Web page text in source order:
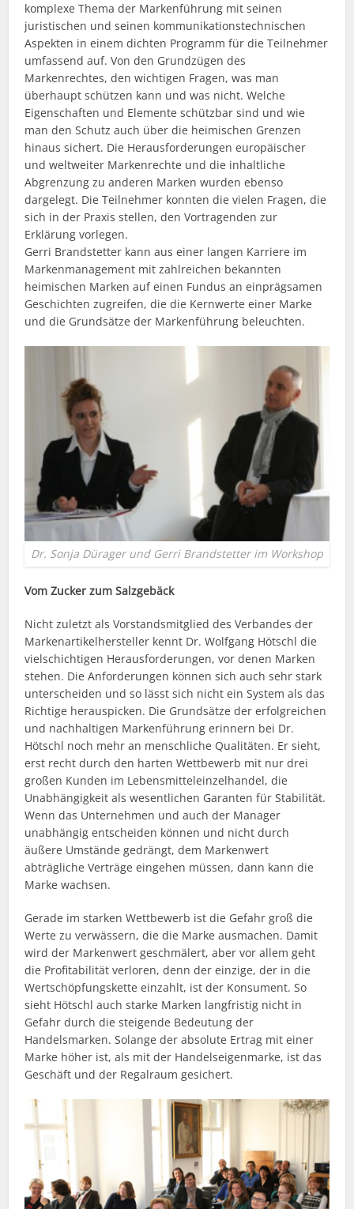
komplexe Thema der Markenführung mit seinen
juristischen und seinen kommunikationstechnischen
Aspekten in einem dichten Programm für die Teilnehmer
umfassend auf. Von den Grundzügen des
Markenrechtes, den wichtigen Fragen, was man
überhaupt schützen kann und was nicht. Welche
Eigenschaften und Elemente schützbar sind und wie
man den Schutz auch über die heimischen Grenzen
hinaus sichert. Die Herausforderungen europäischer
und weltweiter Markenrechte und die inhaltliche
Abgrenzung zu anderen Marken wurden ebenso
dargelegt. Die Teilnehmer konnten die vielen Fragen, die
sich in der Praxis stellen, den Vortragenden zur
Erklärung vorlegen.
Gerri Brandstetter kann aus einer langen Karriere im
Markenmanagement mit zahlreichen bekannten
heimischen Marken auf einen Fundus an einprägsamen
Geschichten zugreifen, die die Kernwerte einer Marke
und die Grundsätze der Markenführung beleuchten.
Dr. Sonja Dürager und Gerri Brandstetter im Workshop
Vom Zucker zum Salzgebäck
Nicht zuletzt als Vorstandsmitglied des Verbandes der
Markenartikelhersteller kennt Dr. Wolfgang Hötschl die
vielschichtigen Herausforderungen, vor denen Marken
stehen. Die Anforderungen können sich auch sehr stark
unterscheiden und so lässt sich nicht ein System als das
Richtige herauspicken. Die Grundsätze der erfolgreichen
und nachhaltigen Markenführung erinnern bei Dr.
Hötschl noch mehr an menschliche Qualitäten. Er sieht,
erst recht durch den harten Wettbewerb mit nur drei
großen Kunden im Lebensmitteleinzelhandel, die
Unabhängigkeit als wesentlichen Garanten für Stabilität.
Wenn das Unternehmen und auch der Manager
unabhängig entscheiden können und nicht durch
äußere Umstände gedrängt, dem Markenwert
abträgliche Verträge eingehen müssen, dann kann die
Marke wachsen.
Gerade im starken Wettbewerb ist die Gefahr groß die
Werte zu verwässern, die die Marke ausmachen. Damit
wird der Markenwert geschmälert, aber vor allem geht
die Profitabilität verloren, denn der einzige, der in die
Wertschöpfungskette einzahlt, ist der Konsument. So
sieht Hötschl auch starke Marken langfristig nicht in
Gefahr durch die steigende Bedeutung der
Handelsmarken. Solange der absolute Ertrag mit einer
Marke höher ist, als mit der Handelseigenmarke, ist das
Geschäft und der Regalraum gesichert.